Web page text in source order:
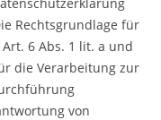
Rechtsgrundlage für
6 Abs. 1 lit. a und
die Verarbeitung zur
von